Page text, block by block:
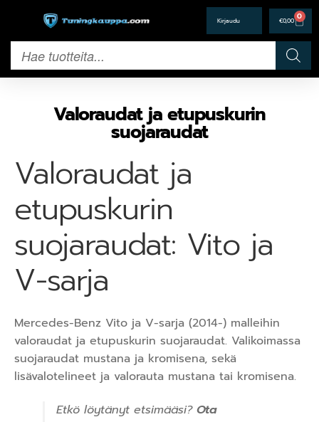
€0,00 0
Valoraudat ja etupuskurin
suojaraudat
Valoraudat ja
etupuskurin
suojaraudat: Vito ja
V-sarja
Mercedes-Benz Vito ja V-sarja (2014-) malleihin
valoraudat ja etupuskurin suojaraudat. Valikoimassa
suojaraudat mustana ja kromisena, sekä
lisävalotelineet ja valorauta mustana tai kromisena.
Etkö löytänyt etsimääsi? Ota